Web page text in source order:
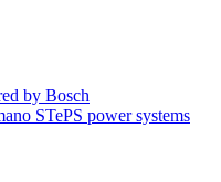
by Bosch
STePS power systems